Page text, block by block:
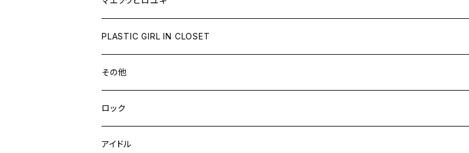
PLASTIC GIRL IN CLOSET
その他
ロック
アイドル